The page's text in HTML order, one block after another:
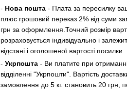
- Нова пошта- Плата за пересилку
плюс грошовий переказ 2% від суми
грн за оформлення.Точний розмір
розраховується індивідуально і
відстані і оголошеної вартості посилки
- Укрпошта- Ви платите при
відділенні "Укрпошти". Вартість
замовлення до 5 кг. становить 20 грн,